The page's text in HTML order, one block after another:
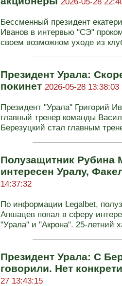
Бессменный президент
Иванов в интервью "СЭ"
своем возможном уходе из
Президент Урала:
покинет 2026-05-28 13:38:03
Президент "Урала" Григорий
главный тренер команды
Березуцкий стал главным
Полузащитник Рубина
интересен Уралу,
14:37:32
По информации Legalbet,
Апшацев попал в сферу
"Урала" и "Акрона". 25-летний
Президент Урала: С
говорили. Нет
27 13:43:15